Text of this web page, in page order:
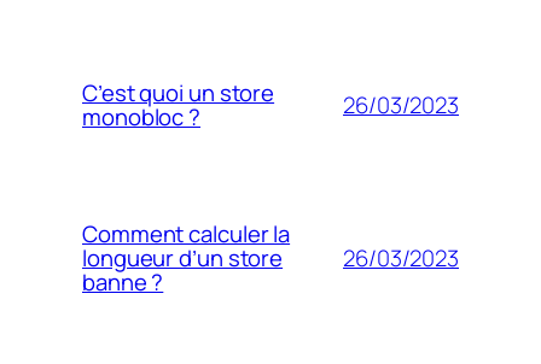
C’est quoi un store
monobloc ? 26/03/2023
Comment calculer la
longueur d’un store
banne ?
26/03/2023